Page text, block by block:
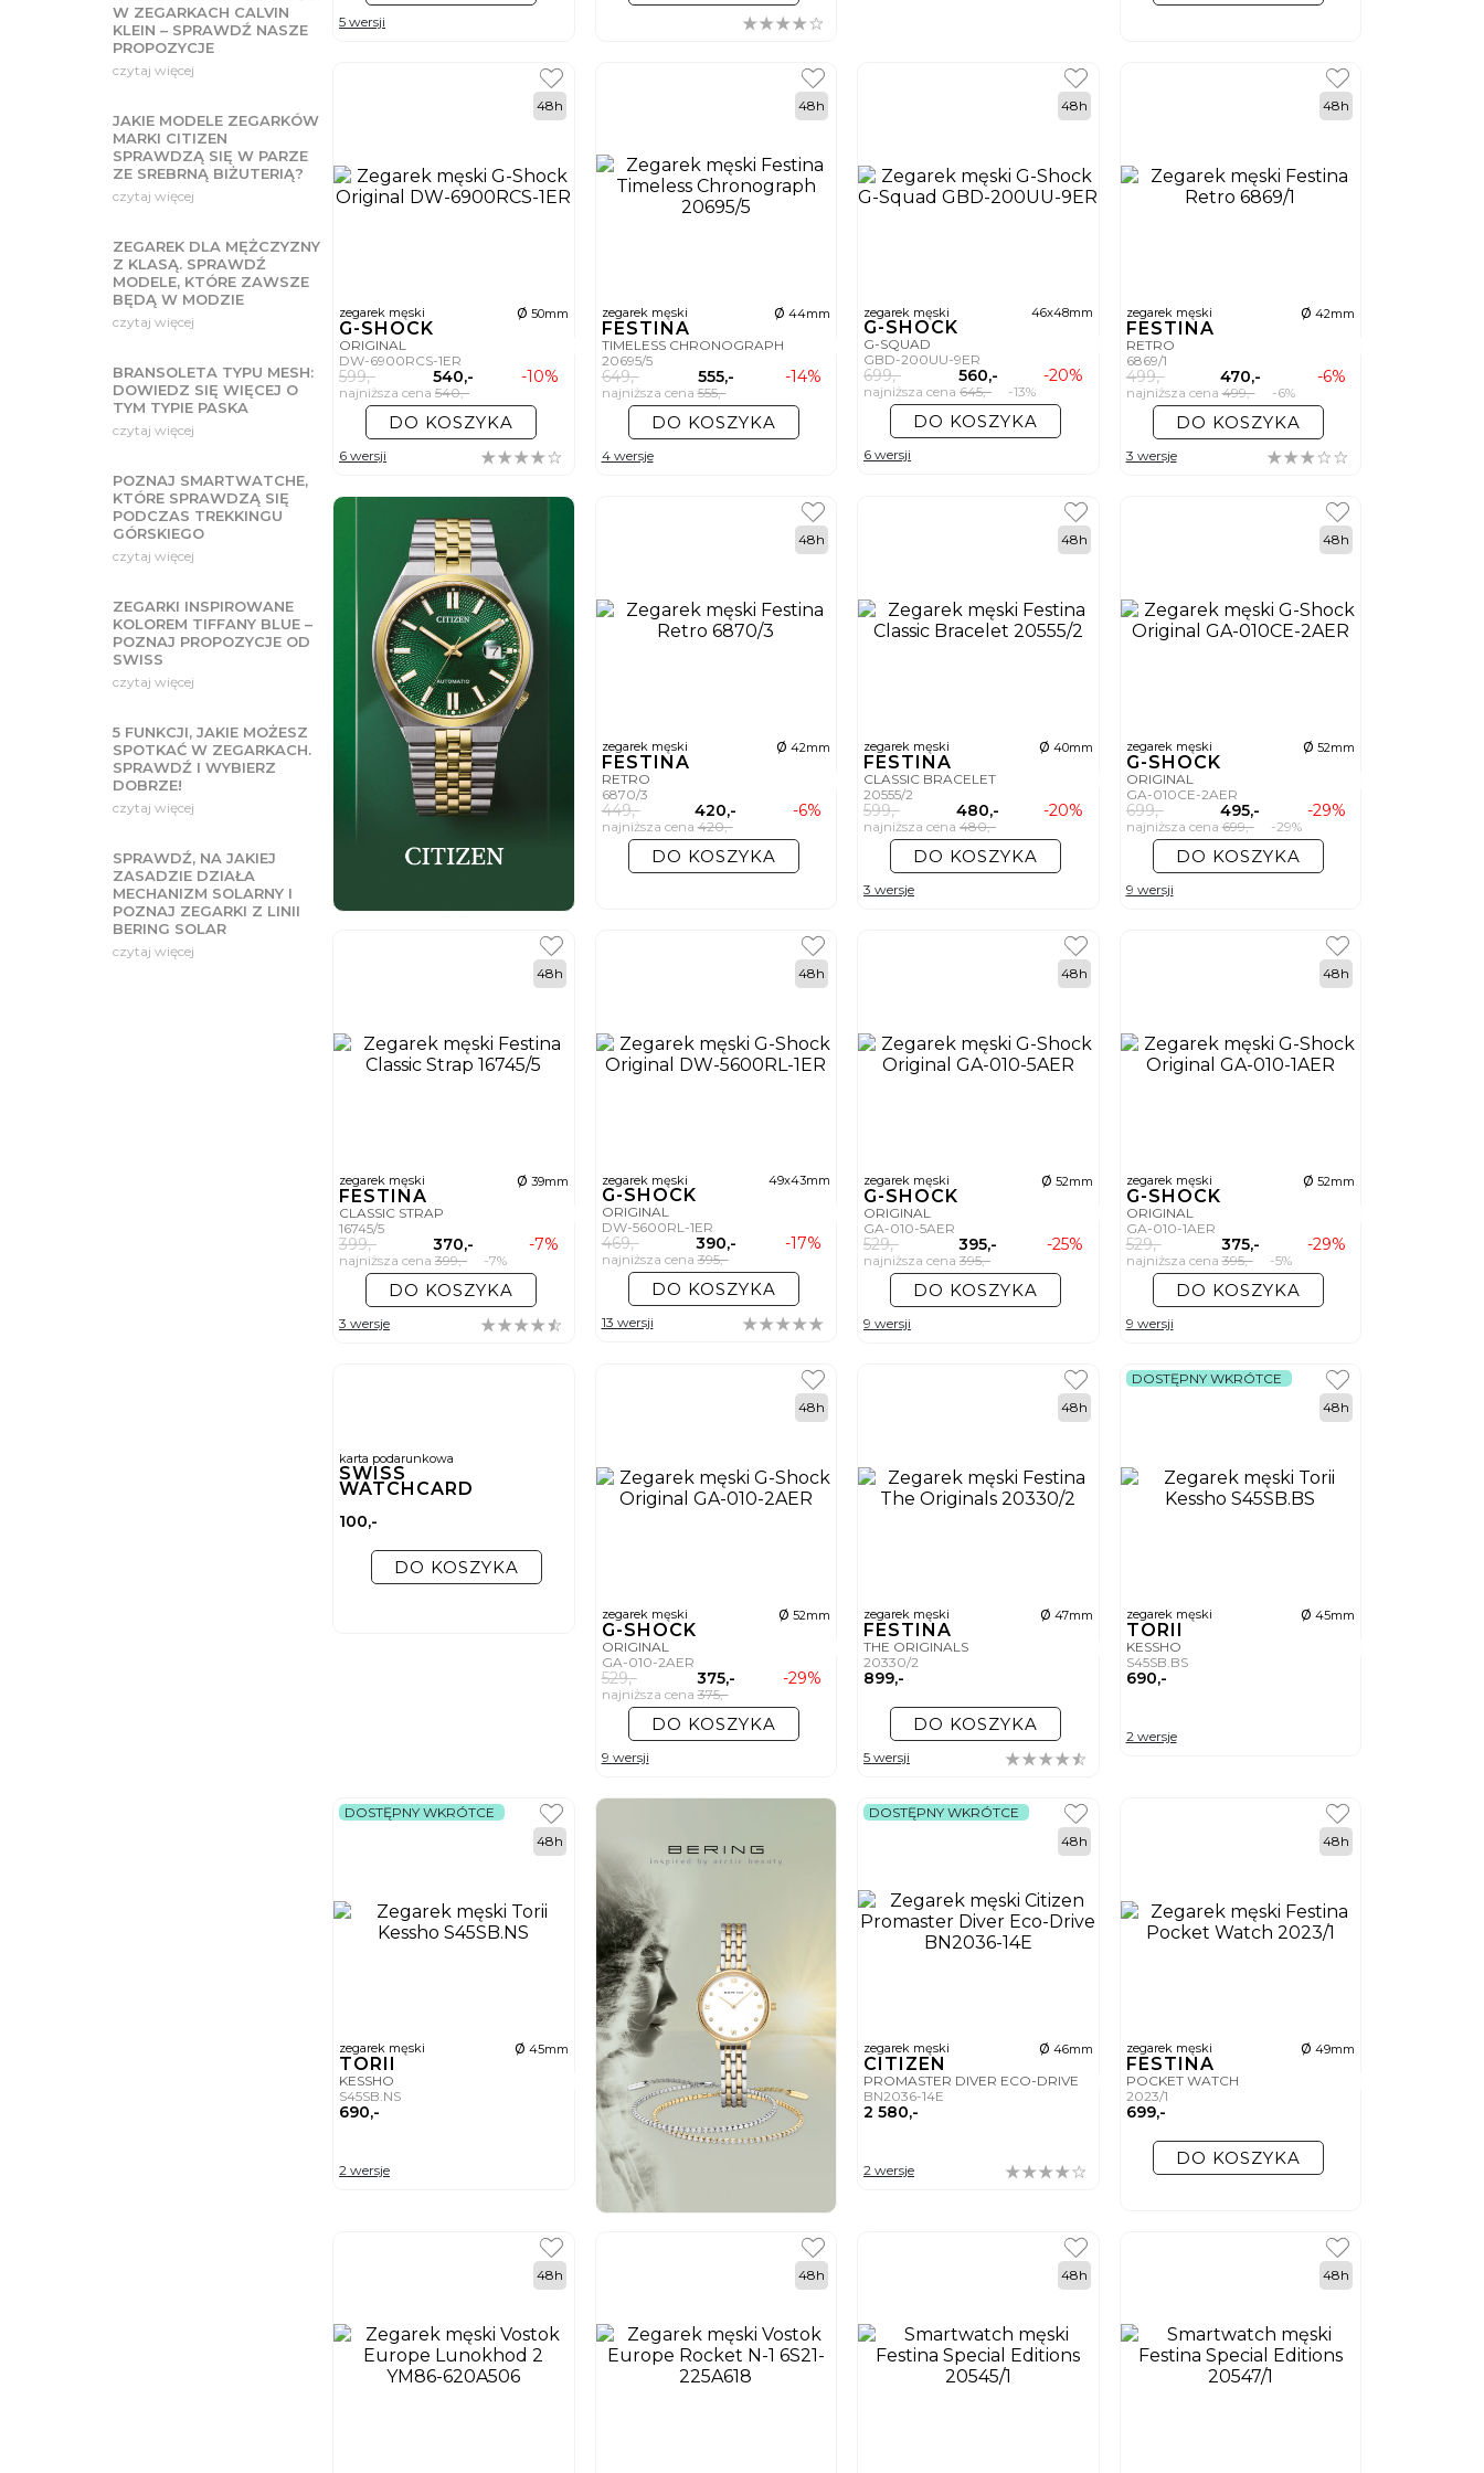
W ZEGARKACH CALVIN
KLEIN – SPRAWDŹ NASZE
PROPOZYCJE
czytaj więcej
JAKIE MODELE ZEGARKÓW
MARKI CITIZEN
SPRAWDZĄ SIĘ W PARZE
ZE SREBRNĄ BIŻUTERIĄ?
czytaj więcej
ZEGAREK DLA MĘŻCZYZNY
Z KLASĄ. SPRAWDŹ
MODELE, KTÓRE ZAWSZE
BĘDĄ W MODZIE
czytaj więcej
BRANSOLETA TYPU MESH:
DOWIEDZ SIĘ WIĘCEJ O
TYM TYPIE PASKA
czytaj więcej
POZNAJ SMARTWATCHE,
KTÓRE SPRAWDZĄ SIĘ
PODCZAS TREKKINGU
GÓRSKIEGO
czytaj więcej
ZEGARKI INSPIROWANE
KOLOREM TIFFANY BLUE –
POZNAJ PROPOZYCJE OD
SWISS
czytaj więcej
5 FUNKCJI, JAKIE MOŻESZ
SPOTKAĆ W ZEGARKACH.
SPRAWDŹ I WYBIERZ
DOBRZE!
czytaj więcej
SPRAWDŹ, NA JAKIEJ
ZASADZIE DZIAŁA
MECHANIZM SOLARNY I
POZNAJ ZEGARKI Z LINII
BERING SOLAR
czytaj więcej
5 wersji
zegarek męski ø 50mm
G-SHOCK
ORIGINAL
DW-6900RCS-1ER
599,- 540,- -10%
najniższa cena 540,-
48h
DO KOSZYKA
6 wersji
zegarek męski ø 44mm
FESTINA
TIMELESS CHRONOGRAPH
20695/5
649,- 555,- -14%
najniższa cena555,-
48h
DO KOSZYKA
4 wersje
zegarek męski 46x48mm
G-SHOCK
G-SQUAD
GBD-200UU-9ER
699,- 560,- -20%
najniższa cena 645,- -13%
48h
DO KOSZYKA
6 wersji
zegarek męski ø 42mm
FESTINA
RETRO
6869/1
499,- 470,- -6%
najniższa cena499,- -6%
48h
DO KOSZYKA
3 wersje
zegarek męski ø 42mm
FESTINA
RETRO
6870/3
449,- 420,- -6%
najniższa cena420,-
48h
DO KOSZYKA
zegarek męski ø 40mm
FESTINA
CLASSIC BRACELET
20555/2
599,- 480,- -20%
najniższa cena 480,-
48h
DO KOSZYKA
3 wersje
zegarek męski ø 52mm
G-SHOCK
ORIGINAL
GA-010CE-2AER
699,- 495,- -29%
najniższa cena699,- -29%
48h
DO KOSZYKA
9 wersji
zegarek męski ø 39mm
FESTINA
CLASSIC STRAP
16745/5
399,- 370,- -7%
najniższa cena 399,- -7%
48h
DO KOSZYKA
3 wersje
zegarek męski 49x43mm
G-SHOCK
ORIGINAL
DW-5600RL-1ER
469,- 390,- -17%
najniższa cena395,-
48h
DO KOSZYKA
13 wersji
zegarek męski ø 52mm
G-SHOCK
ORIGINAL
GA-010-5AER
529,- 395,- -25%
najniższa cena 395,-
48h
DO KOSZYKA
9 wersji
zegarek męski ø 52mm
G-SHOCK
ORIGINAL
GA-010-1AER
529,- 375,- -29%
najniższa cena395,- -5%
48h
DO KOSZYKA
9 wersji
karta podarunkowa
SWISS
WATCHCARD
100,-
DO KOSZYKA
zegarek męski ø 52mm
G-SHOCK
ORIGINAL
GA-010-2AER
529,- 375,- -29%
najniższa cena375,-
48h
DO KOSZYKA
9 wersji
zegarek męski ø 47mm
FESTINA
THE ORIGINALS
20330/2
899,-
48h
DO KOSZYKA
5 wersji
zegarek męski ø 45mm
TORII
KESSHO
S45SB.BS
690,-
DOSTĘPNY WKRÓTCE
48h
2 wersje
zegarek męski ø 45mm
TORII
KESSHO
S45SB.NS
690,-
DOSTĘPNY WKRÓTCE
48h
2 wersje
zegarek męski ø 46mm
CITIZEN
PROMASTER DIVER ECO-DRIVE
BN2036-14E
2 580,-
DOSTĘPNY WKRÓTCE
48h
2 wersje
zegarek męski ø 49mm
FESTINA
POCKET WATCH
2023/1
699,-
48h
DO KOSZYKA
48h 48h 48h 48h